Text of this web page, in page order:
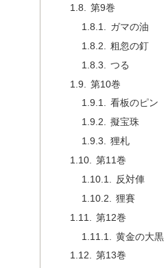
第9巻
ガマの油
粗忽の釘
つる
第10巻
看板のピン
擬宝珠
狸札
第11巻
反対俥
狸賽
第12巻
黄金の大黒
第13巻